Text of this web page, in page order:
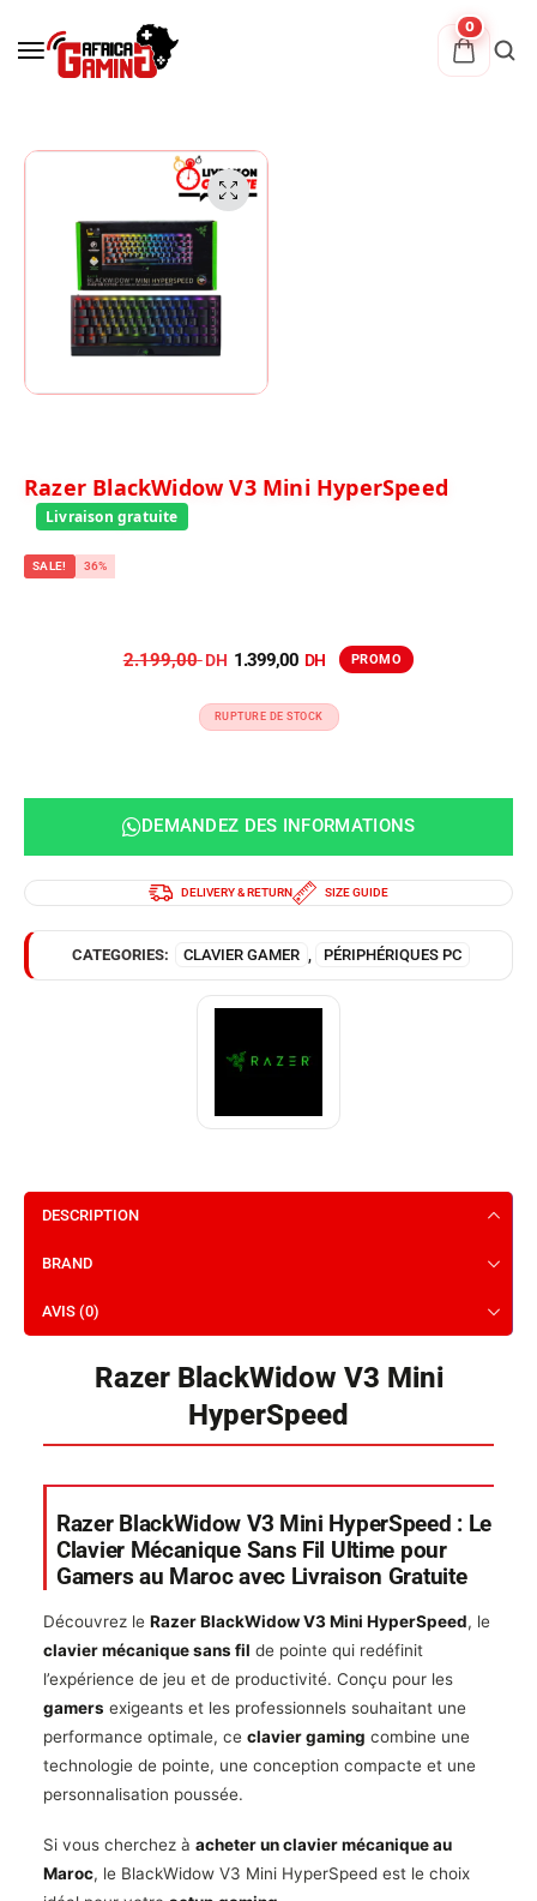
0
Razer BlackWidow V3 Mini HyperSpeed
SALE! 36%
2.199,00 1.399,00
RUPTURE DE STOCK
DEMANDEZ DES INFORMATIONS
DELIVERY & RETURN SIZE GUIDE
CATEGORIES: CLAVIER GAMER PÉRIPHÉRIQUES PC
DESCRIPTION
BRAND
AVIS (0)
Razer BlackWidow V3 Mini
HyperSpeed
Razer BlackWidow V3 Mini HyperSpeed : Le
Clavier Mécanique Sans Fil Ultime pour
Gamers au Maroc avec Livraison Gratuite
Découvrez le Razer BlackWidow V3 Mini HyperSpeed, le
clavier mécanique sans fil de pointe qui redéfinit
l’expérience de jeu et de productivité. Conçu pour les
gamers exigeants et les professionnels souhaitant une
performance optimale, ce clavier gaming combine une
technologie de pointe, une conception compacte et une
personnalisation poussée.
Si vous cherchez à acheter un clavier mécanique au
Maroc, le BlackWidow V3 Mini HyperSpeed est le choix